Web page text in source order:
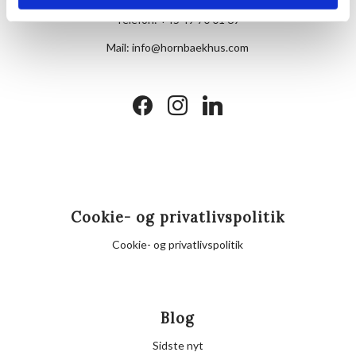
Telefon:+45 49 70 01 69
Mail:info@hornbaekhus.com
facebookinstagramlinkedin
Cookie- og privatlivspolitik
Cookie- og privatlivspolitik
Blog
Sidste nyt